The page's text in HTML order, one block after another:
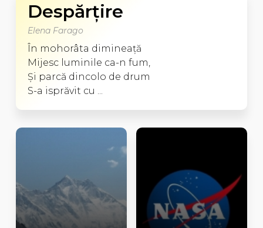
Despărţire
Elena Farago
În mohorâta dimineaţă
Mijesc luminile ca-n fum,
Şi parcă dincolo de drum
S-a isprăvit cu ...